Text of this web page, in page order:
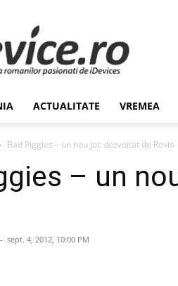
Stiri
de
Ultima
Ora
Romania,
Economie,
–
iDevice.ro
ACTUALITATE VREMEA
Bad Piggies – un nou joc dezvoltat de Rovio
– un
- sept. 4, 2012, 10:00 PM